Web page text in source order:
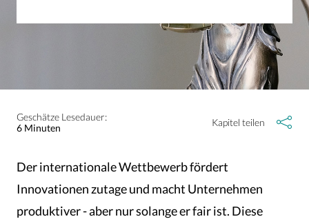
Geschätze Lesedauer:
6 Minuten
Kapitel teilen
Der internationale Wettbewerb fördert
Innovationen zutage und macht Unternehmen
produktiver - aber nur solange er fair ist. Diese